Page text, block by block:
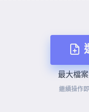
來
最大檔
繼續操作